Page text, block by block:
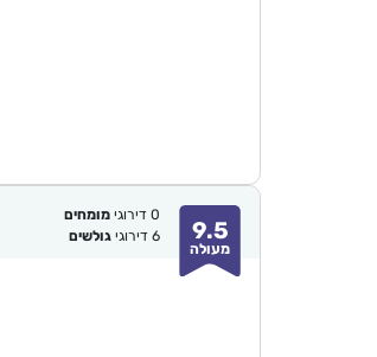
9.5
מעולה
0 דירוגימומחים
6 דירוגיגולשים